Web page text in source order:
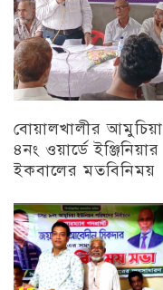
বোয়ালখালীর আমুচিয়া
৪নং ওয়ার্ডে ইঞ্জিনিয়ার
ইকবালের মতবিনিময়